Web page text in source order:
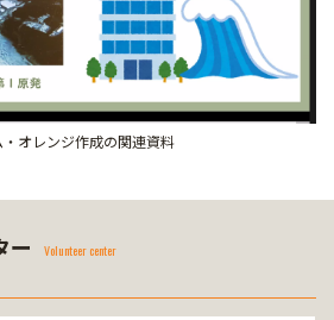
・オレンジ作成の関連資料
ー Volunteer center